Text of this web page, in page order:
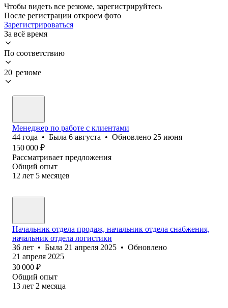
Чтобы видеть все резюме, зарегистрируйтесь
После регистрации откроем фото
Зарегистрироваться
За всё время
По соответствию
20 резюме
Менеджер по работе с клиентами
44 года • Была 6 августа • Обновлено 25 июня
150 000 ₽
Рассматривает предложения
Общий опыт
12 лет 5 месяцев
Начальник отдела продаж, начальник отдела снабжения,
начальник отдела логистики
36 лет • Была 21 апреля 2025 • Обновлено
21 апреля 2025
30 000 ₽
Общий опыт
13 лет 2 месяца